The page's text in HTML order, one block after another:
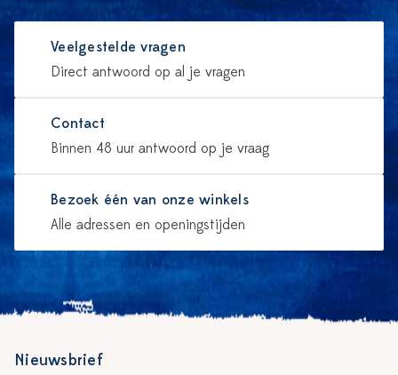
Veelgestelde vragen
Direct antwoord op al je vragen
Contact
Binnen 48 uur antwoord op je vraag
Bezoek één van onze winkels
Alle adressen en openingstijden
Nieuwsbrief